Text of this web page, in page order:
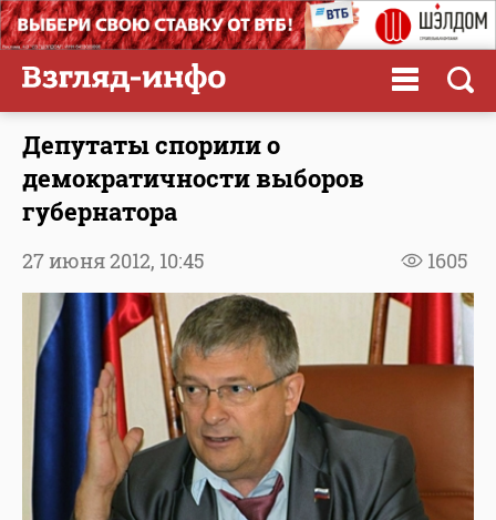
Депутаты спорили о
демократичности выборов
губернатора
1605
27 июня 2012, 10:45